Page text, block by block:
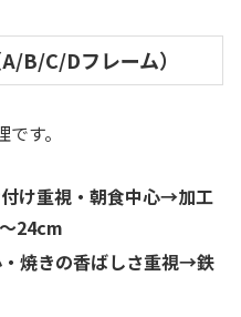
B/C/Dフレーム）
す。
け重視・朝食中心→加工
24cm
焼きの香ばしさ重視→鉄